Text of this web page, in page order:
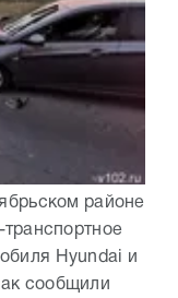
районе
Hyundai и
сообщили